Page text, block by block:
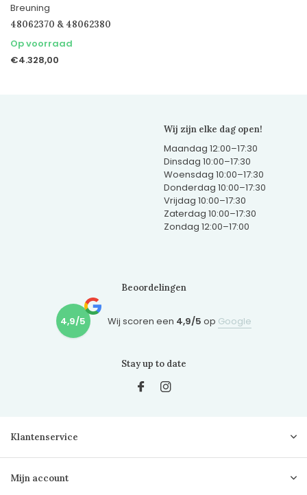
Breuning
48062370 & 48062380
Op voorraad
€4.328,00
Wij zijn elke dag open!
Maandag 12:00–17:30
Dinsdag 10:00–17:30
Woensdag 10:00–17:30
Donderdag 10:00–17:30
Vrijdag 10:00–17:30
Zaterdag 10:00–17:30
Zondag 12:00–17:00
Beoordelingen
4,9/5 Wij scoren een 4,9/5 op Google
Stay up to date
Klantenservice
Mijn account